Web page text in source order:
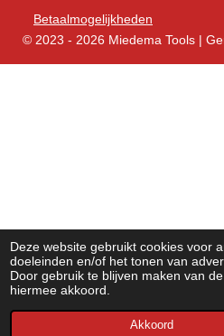
Deze website gebruikt cookies voor
doeleinden en/of het tonen van
Door gebruik te blijven maken van
hiermee akkoord.
Akkoord
Betaalmogelijkheden
© 2023 - 2026 Miedema Tools |